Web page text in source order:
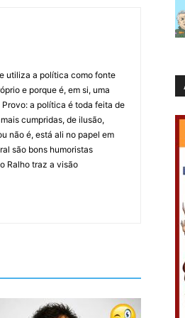
utiliza a política como fonte
e porque é, em si, uma
a política é toda feita de
cumpridas, de ilusão,
não é, está ali no papel em
são bons humoristas
Ralho traz a visão